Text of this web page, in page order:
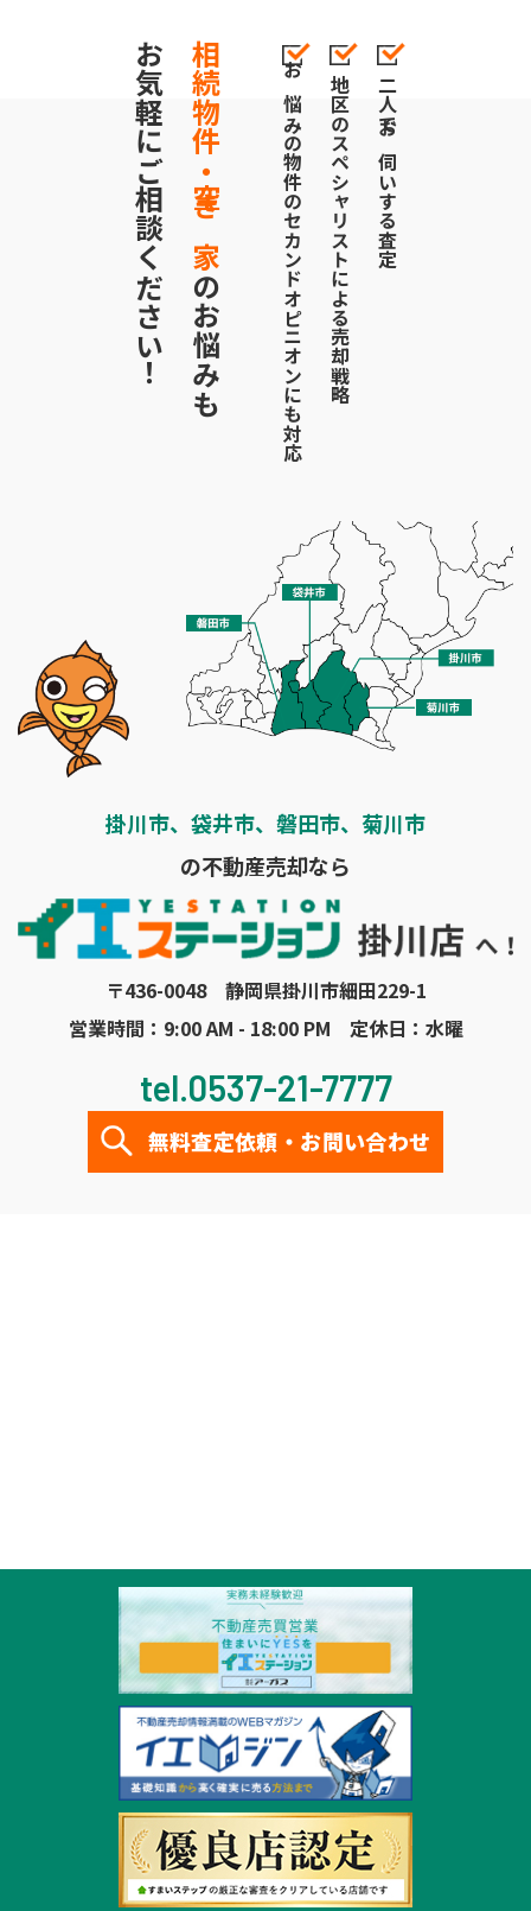
相続物件・空き家
のお悩みも
お気軽にご相談ください！ お悩みの物件のセカンドオピニオンにも対応地区のスペシャリストによる売却戦略二人でお伺いする査定
掛川市、袋井市、磐田市、菊川市
の不動産売却なら
〒436-0048 静岡県掛川市細田229-1
営業時間：9:00 AM - 18:00 PM 定休日：水曜
tel.0537-21-7777
無料査定依頼・お問い合わせ